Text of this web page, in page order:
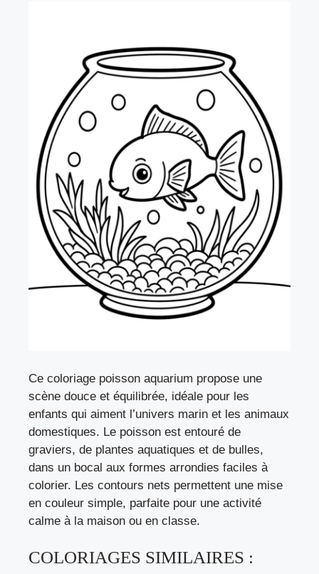
Ce coloriage poisson aquarium propose une
scène douce et équilibrée, idéale pour les
enfants qui aiment l’univers marin et les animaux
domestiques. Le poisson est entouré de
graviers, de plantes aquatiques et de bulles,
dans un bocal aux formes arrondies faciles à
colorier. Les contours nets permettent une mise
en couleur simple, parfaite pour une activité
calme à la maison ou en classe.
COLORIAGES SIMILAIRES :